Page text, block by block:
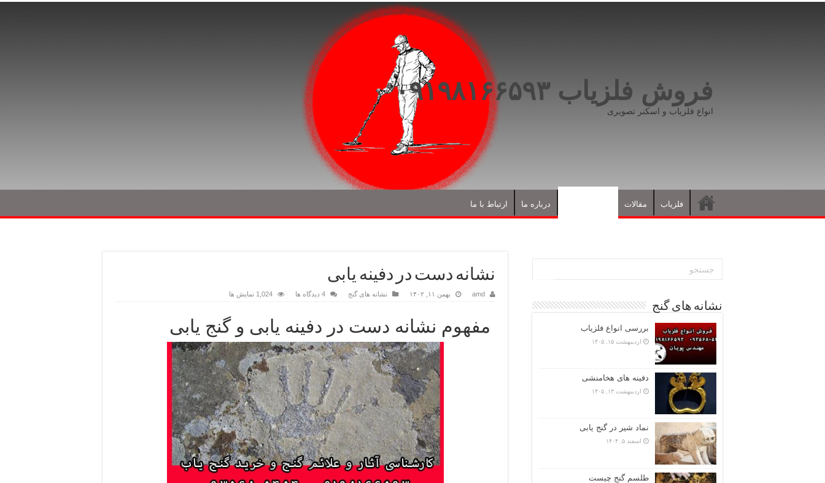
فروش فلزیاب ۰۹۱۹۸۱۶۶۵۹۳
انواع فلزیاب و اسکنر تصویری
فلزیاب مقالات درباره ما ارتباط با ما
نشانه دست در دفینه یابی
amd بهمن ۱۱, ۱۴۰۲ نشانه های گنج 4 دیدگاه ها 1,024 نمایش ها
مفهوم نشانه دست در دفینه یابی و گنج یابی
نشانه های گنج
بررسی انواع فلزیاب
اردیبهشت ۱۵, ۱۴۰۵
دفینه های هخامنشی
اردیبهشت ۱۳, ۱۴۰۵
نماد شیر در گنج یابی
اسفند ۵, ۱۴۰۴
طلسم گنج چیست